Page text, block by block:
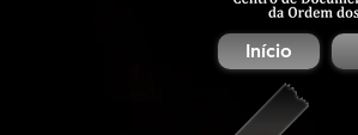
Início